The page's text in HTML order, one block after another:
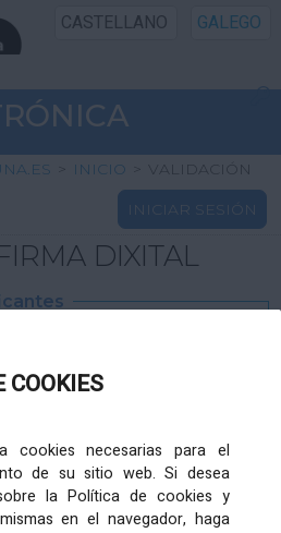
cookies necesarias para el
de su sitio web. Si desea
la Política de cookies y
en el navegador, haga
CASTELLANO GALEGO
SEDE
INICIO
PÚBLICA
> INICIO >
VALIDACIÓN
INICIAR SESIÓN
DIXITAL